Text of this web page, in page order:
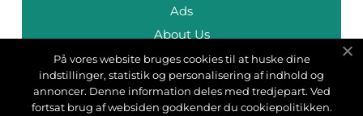
Ads
About Us
Cookies
Contact
Sitemap
På vores website bruges cookies til at huske dine
indstillinger, statistik og personalisering af indhold og
annoncer. Denne information deles med tredjepart. Ved
fortsat brug af websiden godkender du cookiepolitikken.